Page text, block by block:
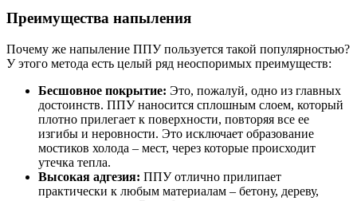
Преимущества напыления
Почему же напыление ППУ пользуется такой популярностью?
У этого метода есть целый ряд неоспоримых преимуществ:
Бесшовное покрытие: Это, пожалуй, одно из главных
достоинств. ППУ наносится сплошным слоем, который
плотно прилегает к поверхности, повторяя все ее
изгибы и неровности. Это исключает образование
мостиков холода – мест, через которые происходит
утечка тепла.
Высокая адгезия: ППУ отлично прилипает
практически к любым материалам – бетону, дереву,